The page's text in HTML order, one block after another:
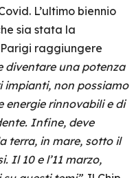
L’ultimo biennio
sia stata la
raggiungere
diventare una potenza
impianti, non possiamo
energie rinnovabili e di
Infine, deve
terra, in mare, sotto il
Il 10 e l’11 marzo,